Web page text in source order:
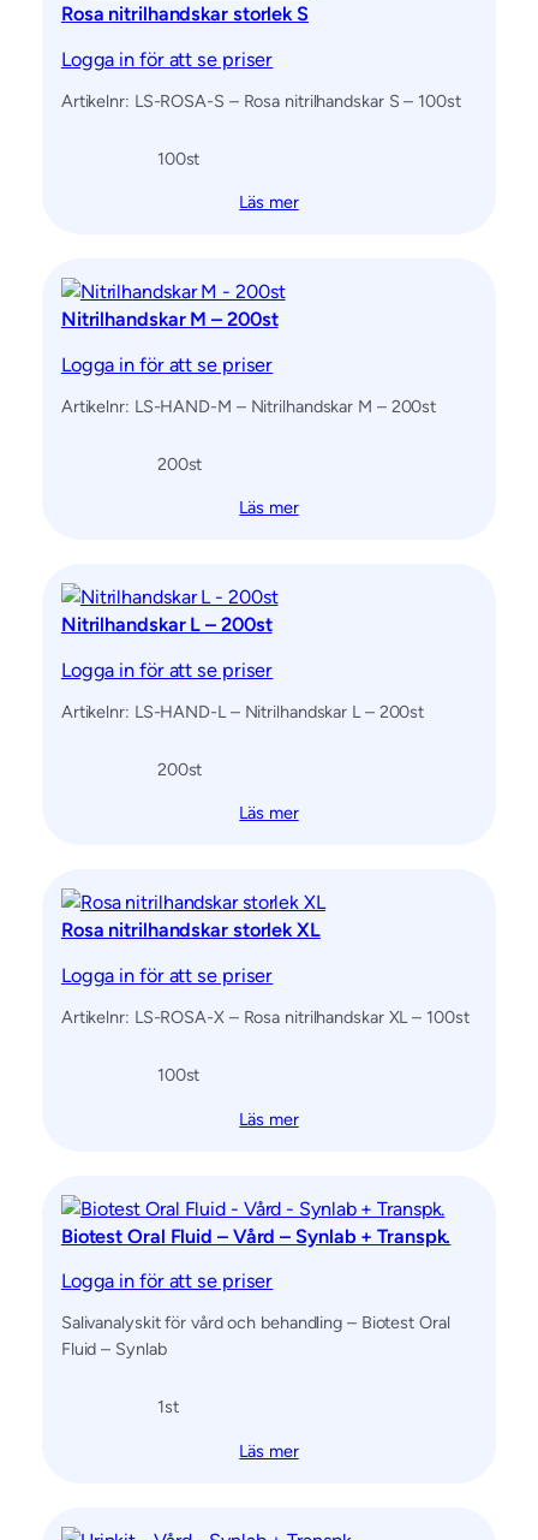
Rosa nitrilhandskar storlek S
Logga in för att se priser
Artikelnr: LS-ROSA-S – Rosa nitrilhandskar S – 100st
100st
Läs mer
Nitrilhandskar M – 200st
Logga in för att se priser
Artikelnr: LS-HAND-M – Nitrilhandskar M – 200st
200st
Läs mer
Nitrilhandskar L – 200st
Logga in för att se priser
Artikelnr: LS-HAND-L – Nitrilhandskar L – 200st
200st
Läs mer
Rosa nitrilhandskar storlek XL
Logga in för att se priser
Artikelnr: LS-ROSA-X – Rosa nitrilhandskar XL – 100st
100st
Läs mer
Biotest Oral Fluid – Vård – Synlab + Transpk.
Logga in för att se priser
Salivanalyskit för vård och behandling – Biotest Oral
Fluid – Synlab
1st
Läs mer